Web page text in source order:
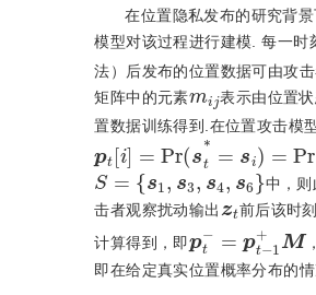
在位置隐私发布的研究背
模型对该过程进行建模. 每一
法）后发布的位置数据可由攻
矩阵中的元素
mij
表示由位置
置数据训练得到.在位置攻击模
[i]= r(s t* =s Pr *)
S= {s 1 ,s 4
中，
击者观察扰动输出
z
前后该时
计算得到，即
t- 1+ Μ
即在给定真实位置概率分布的